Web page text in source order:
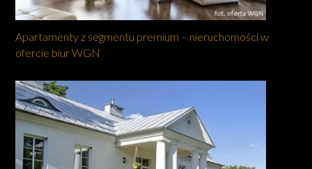
Apartamenty z segmentu premium – nieruchomości w
ofercie biur WGN